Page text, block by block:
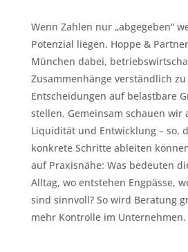
Wenn Zahlen nur „abgegeben“
Potenzial liegen. Hoppe &
München dabei,
Zusammenhänge verständlich
Entscheidungen auf belastbare
stellen. Gemeinsam schauen wir
Liquidität und Entwicklung – so,
konkrete Schritte ableiten
auf Praxisnähe: Was bedeuten
Alltag, wo entstehen Engpässe,
sind sinnvoll? So wird Beratung
mehr Kontrolle im Unternehmen.